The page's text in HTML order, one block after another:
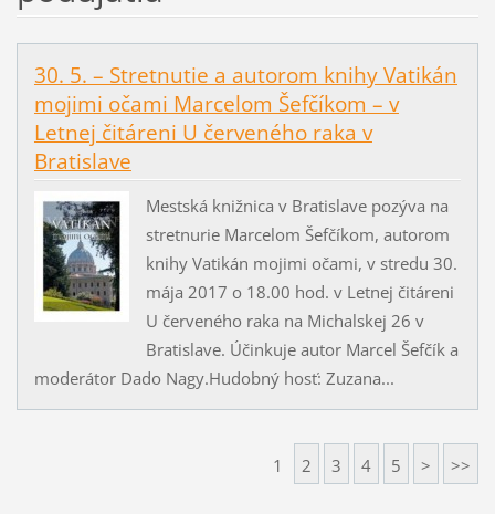
30. 5. – Stretnutie a autorom knihy Vatikán
mojimi očami Marcelom Šefčíkom – v
Letnej čitáreni U červeného raka v
Bratislave
Mestská knižnica v Bratislave pozýva na
stretnurie Marcelom Šefčíkom, autorom
knihy Vatikán mojimi očami, v stredu 30.
mája 2017 o 18.00 hod. v Letnej čitáreni
U červeného raka na Michalskej 26 v
Bratislave. Účinkuje autor Marcel Šefčík a
moderátor Dado Nagy.Hudobný hosť: Zuzana...
1 2 3 4 5 > >>